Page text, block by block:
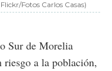
Fotos Carlos Casas)
Sur de Morelia
riesgo a la población,